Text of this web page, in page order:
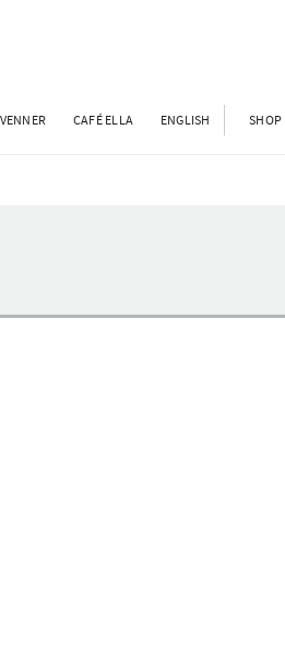
CAFÉ ELLA ENGLISH SHOP